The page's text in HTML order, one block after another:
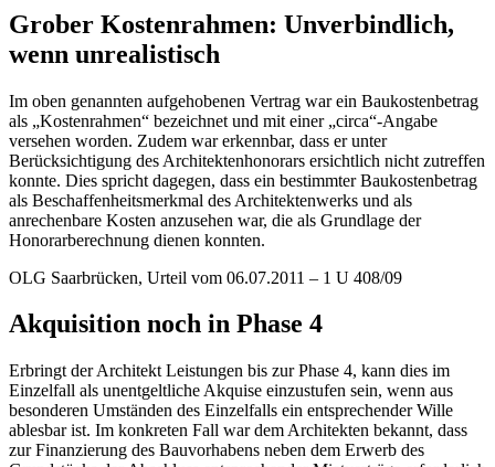
Grober Kostenrahmen: Unverbindlich,
wenn unrealistisch
Im oben genannten aufgehobenen Vertrag war ein Baukostenbetrag
als „Kostenrahmen“ bezeichnet und mit einer „circa“-Angabe
versehen worden. Zudem war erkennbar, dass er unter
Berücksichtigung des Architektenhonorars ersichtlich nicht zutreffen
konnte. Dies spricht dagegen, dass ein bestimmter Baukostenbetrag
als Beschaffenheitsmerkmal des Architektenwerks und als
anrechenbare Kosten anzusehen war, die als Grundlage der
Honorarberechnung dienen konnten.
OLG Saarbrücken, Urteil vom 06.07.2011 – 1 U 408/09
Akquisition noch in Phase 4
Erbringt der Architekt Leistungen bis zur Phase 4, kann dies im
Einzelfall als unentgeltliche Akquise einzustufen sein, wenn aus
besonderen Umständen des Einzelfalls ein entsprechender Wille
ablesbar ist. Im konkreten Fall war dem Architekten bekannt, dass
zur Finanzierung des Bauvorhabens neben dem Erwerb des